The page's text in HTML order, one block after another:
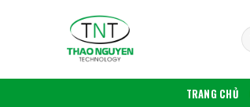
TRANG CHỦ